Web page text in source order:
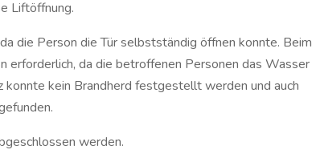
Liftöffnung.
die Person die Tür selbstständig öffnen konnte. Beim
da die betroffenen Personen das Wasser
kein Brandherd festgestellt werden und auch
werden.